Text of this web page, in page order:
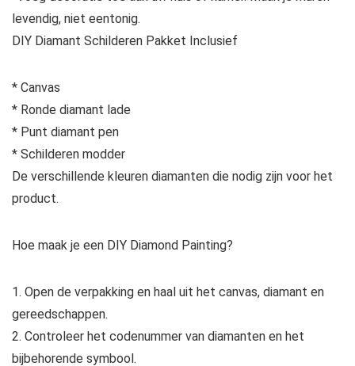
levendig, niet eentonig.
DIY Diamant Schilderen Pakket Inclusief
* Canvas
* Ronde diamant lade
* Punt diamant pen
* Schilderen modder
De verschillende kleuren diamanten die nodig zijn voor het
product.
Hoe maak je een DIY Diamond Painting?
1. Open de verpakking en haal uit het canvas, diamant en
gereedschappen.
2. Controleer het codenummer van diamanten en het
bijbehorende symbool.